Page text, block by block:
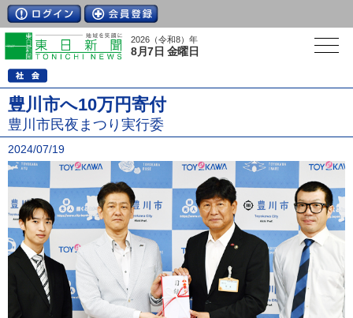
2026（令和8）年
8月7日 金曜日
豊川市へ10万円寄付
豊川市民夜まつり実行委
2024/07/19